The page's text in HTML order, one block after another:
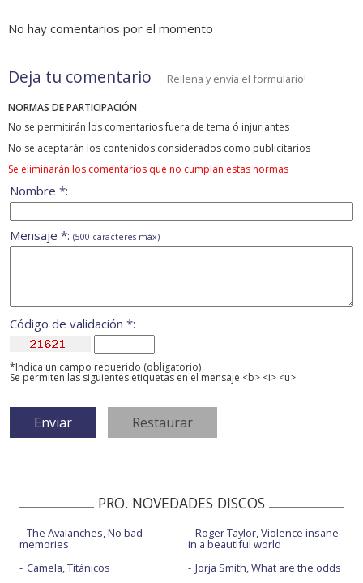
No hay comentarios por el momento
Deja tu comentario Rellena y envía el formulario!
NORMAS DE PARTICIPACIÓN
No se permitirán los comentarios fuera de tema ó injuriantes
No se aceptarán los contenidos considerados como publicitarios
Se eliminarán los comentarios que no cumplan estas normas
Nombre *:
Mensaje *: (500 caracteres máx)
Código de validación *:
*Indica un campo requerido (obligatorio)
Se permiten las siguientes etiquetas en el mensaje <b> <i> <u>
PRO. NOVEDADES DISCOS
The Avalanches, No bad
memories
Camela, Titánicos
Roger Taylor, Violence insane
in a beautiful world
Jorja Smith, What are the odds